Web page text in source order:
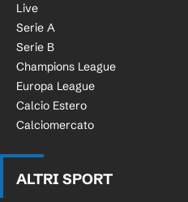
Live
Serie A
Serie B
Champions League
Europa League
Calcio Estero
Calciomercato
ALTRI SPORT